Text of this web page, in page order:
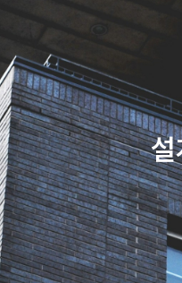
회사안내
회사소개
건축구조
건축절차
자재품질
오시는 길
설